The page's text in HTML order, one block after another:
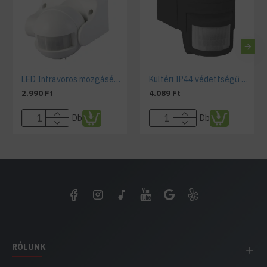
LED Infravörös mozgásérzékelő , fali , 180° , fehér
2.990 Ft
Db
Kültéri IP44 védettségű mozgásérzékelő, fekete, Kanlux
4.089 Ft
Db
RÓLUNK